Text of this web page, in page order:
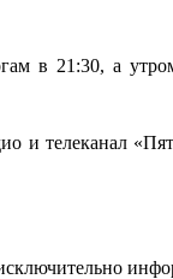
в 21:30, а
и телеканал